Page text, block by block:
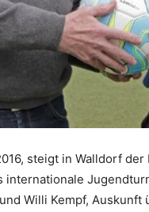
steigt in Walldorf
internationale
Willi Kempf,